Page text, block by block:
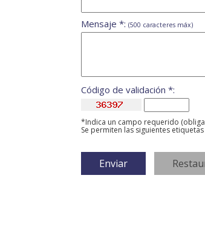
Mensaje *: (500 caracteres máx)
Código de validación *:
*Indica un campo requerido
Se permiten las siguientes